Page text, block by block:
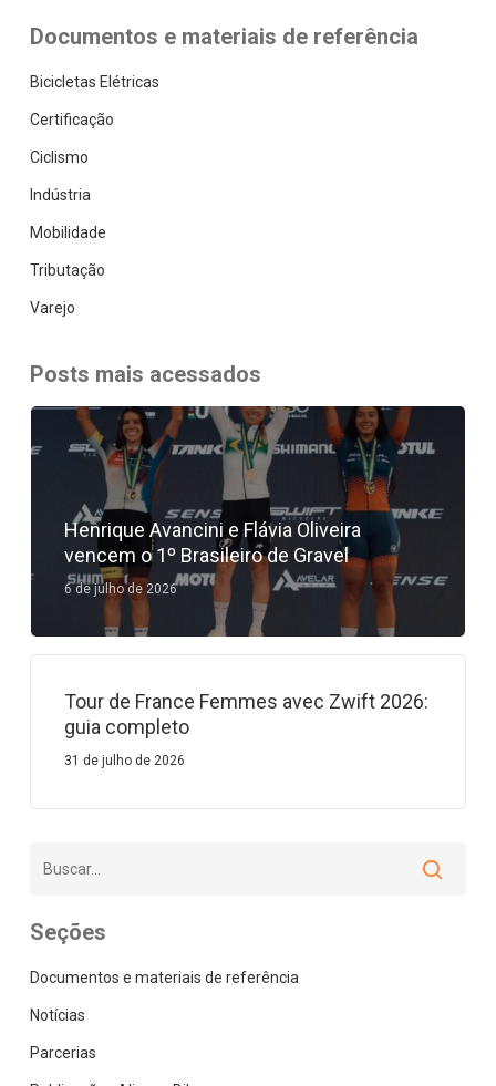
Documentos e materiais de referência
Bicicletas Elétricas
Certificação
Ciclismo
Indústria
Mobilidade
Tributação
Varejo
Posts mais acessados
Henrique Avancini e Flávia Oliveira
vencem o 1º Brasileiro de Gravel
6 de julho de 2026
Tour de France Femmes avec Zwift 2026:
guia completo
31 de julho de 2026
Seções
Documentos e materiais de referência
Notícias
Parcerias